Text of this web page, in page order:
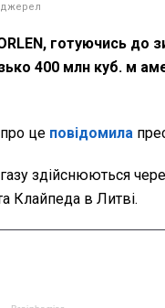
джерел
готуючись до
400 млн куб. м
це повідомила
здійснюються
Клайпеда в Литві.